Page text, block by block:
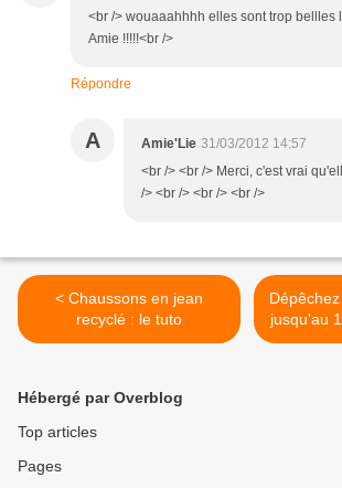
<br /> wouaaahhhh elles sont trop bellles
Amie !!!!!<br />
Répondre
A Amie'Lie 31/03/2012 14:57
<br /> <br /> Merci, c'est vrai
/> <br /> <br /> <br />
< Chaussons en jean
recyclé : le tuto
jusqu'au
gagner
Hébergé par Overblog
Top articles
Pages